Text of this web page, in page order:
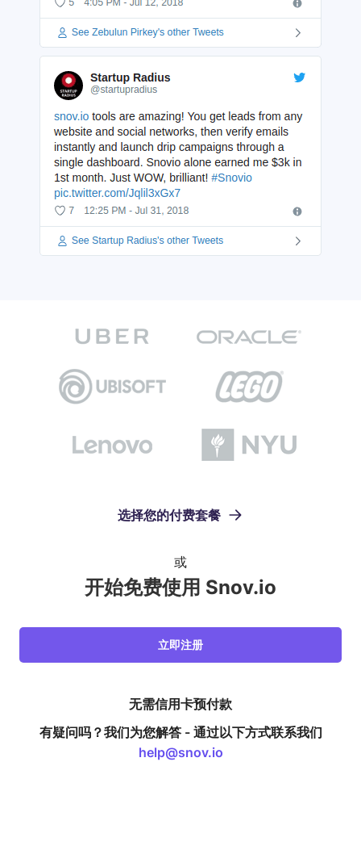
选择您的付费套餐
或
开始免费使用 Snov.io
立即注册
无需信用卡预付款
有疑问吗？我们为您解答 - 通过以下方式联系我们
help@snov.io